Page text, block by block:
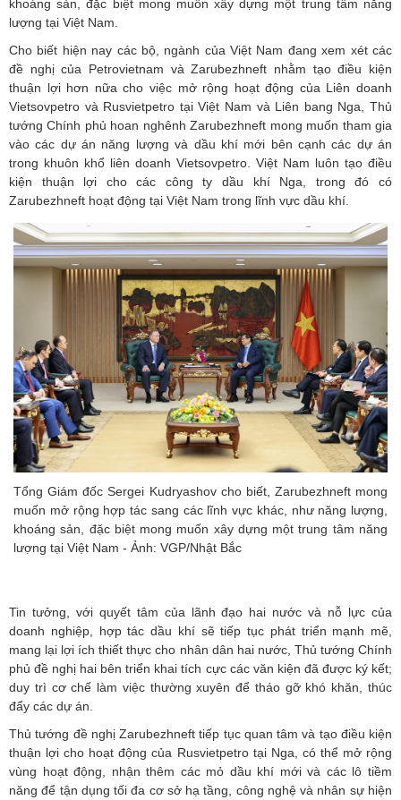
khoáng sản, đặc biệt mong muốn xây dựng một trung tâm năng
lượng tại Việt Nam.
Cho biết hiện nay các bộ, ngành của Việt Nam đang xem xét các
đề nghị của Petrovietnam và Zarubezhneft nhằm tạo điều kiện
thuận lợi hơn nữa cho việc mở rộng hoạt động của Liên doanh
Vietsovpetro và Rusvietpetro tại Việt Nam và Liên bang Nga, Thủ
tướng Chính phủ hoan nghênh Zarubezhneft mong muốn tham gia
vào các dự án năng lượng và dầu khí mới bên cạnh các dự án
trong khuôn khổ liên doanh Vietsovpetro. Việt Nam luôn tạo điều
kiện thuận lợi cho các công ty dầu khí Nga, trong đó có
Zarubezhneft hoạt động tại Việt Nam trong lĩnh vực dầu khí.
Tổng Giám đốc Sergei Kudryashov cho biết, Zarubezhneft mong
muốn mở rộng hợp tác sang các lĩnh vực khác, như năng lượng,
khoáng sản, đặc biệt mong muốn xây dựng một trung tâm năng
lượng tại Việt Nam - Ảnh: VGP/Nhật Bắc
Tin tưởng, với quyết tâm của lãnh đạo hai nước và nỗ lực của
doanh nghiệp, hợp tác dầu khí sẽ tiếp tục phát triển mạnh mẽ,
mang lại lợi ích thiết thực cho nhân dân hai nước, Thủ tướng Chính
phủ đề nghị hai bên triển khai tích cực các văn kiện đã được ký kết;
duy trì cơ chế làm việc thường xuyên để tháo gỡ khó khăn, thúc
đẩy các dự án.
Thủ tướng đề nghị Zarubezhneft tiếp tục quan tâm và tạo điều kiện
thuận lợi cho hoạt động của Rusvietpetro tại Nga, có thể mở rộng
vùng hoạt động, nhận thêm các mỏ dầu khí mới và các lô tiềm
năng để tận dụng tối đa cơ sở hạ tầng, công nghệ và nhân sự hiện